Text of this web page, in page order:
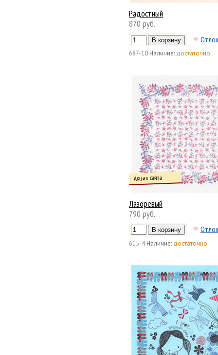
Радостный
870 руб.
687-10 Наличие: достаточно
Лазоревый
Акция сайта
790 руб.
615-4 Наличие: достаточно